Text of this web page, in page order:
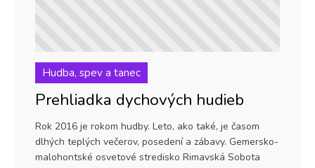
Hudba, spev a tanec
Prehliadka dychových hudieb
Rok 2016 je rokom hudby. Leto, ako také, je časom
dlhých teplých večerov, posedení a zábavy. Gemersko-
malohontské osvetové stredisko Rimavská Sobota